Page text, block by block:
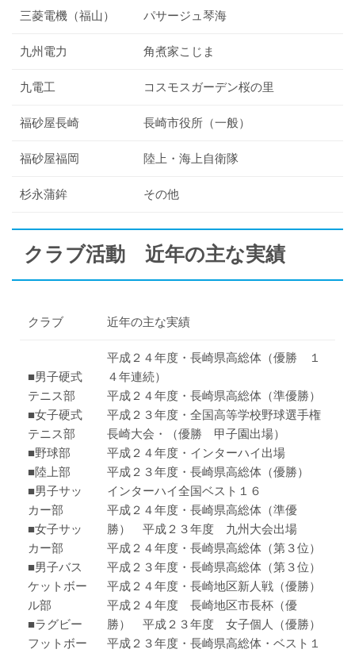
三菱電機（福山） パサージュ琴海
九州電力 角煮家こじま
九電工 コスモスガーデン桜の里
福砂屋長崎 長崎市役所（一般）
福砂屋福岡 陸上・海上自衛隊
杉永蒲鉾 その他
クラブ活動 近年の主な実績
クラブ 近年の主な実績
■男子硬式
テニス部
■女子硬式
テニス部
■野球部
■陸上部
■男子サッ
カー部
■女子サッ
カー部
■男子バス
ケットボー
ル部
■ラグビー
フットボー
平成２４年度・長崎県高総体（優勝 １
４年連続）
平成２４年度・長崎県高総体（準優勝）
平成２３年度・全国高等学校野球選手権
長崎大会・（優勝 甲子園出場）
平成２４年度・インターハイ出場
平成２３年度・長崎県高総体（優勝）
インターハイ全国ベスト１６
平成２４年度・長崎県高総体（準優
勝） 平成２３年度 九州大会出場
平成２４年度・長崎県高総体（第３位）
平成２３年度・長崎県高総体（第３位）
平成２４年度・長崎地区新人戦（優勝）
平成２４年度 長崎地区市長杯（優
勝） 平成２３年度 女子個人（優勝）
平成２３年度・長崎県高総体・ベスト１